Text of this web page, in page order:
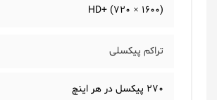
(1600 × 720) +HD
تراکم پیکسلی
270 پیکسل در هر اینچ